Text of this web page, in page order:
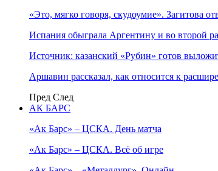
«Это, мягко говоря, скудоумие». Загитова
Испания обыграла Аргентину и во второй
Источник: казанский «Рубин» готов
Аршавин рассказал, как относится к
Пред След
АК БАРС
«Ак Барс» – ЦСКА. День матча
«Ак Барс» – ЦСКА. Всё об игре